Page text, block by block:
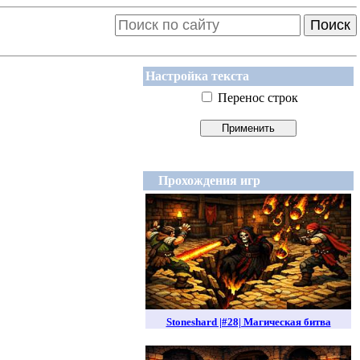
Поиск
Настройка текста
Перенос строк
Прохождения игр
Stoneshard |#28| Магическая битва